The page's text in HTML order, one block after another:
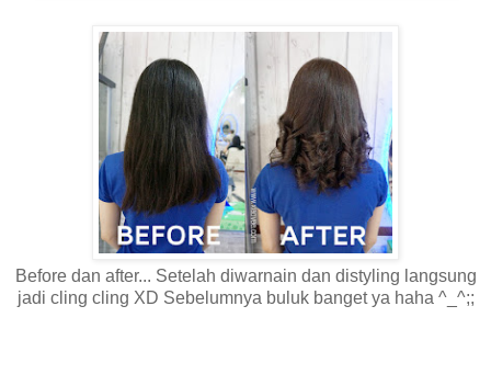
Before dan after... Setelah diwarnain dan distyling langsung
jadi cling cling XD Sebelumnya buluk banget ya haha ^_^;;